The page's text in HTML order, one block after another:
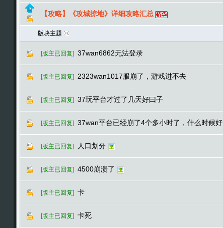
【攻略】《攻城掠地》详细攻略汇总
版块主题
[版主已回复] 37wan6862无法登录
[版主已回复] 2323wan1017服崩了，游戏进不去
[版主已回复] 37玩平台才过了几天好曰子
[版主已回复] 37wan平台已经崩了4个多小时了，什么时候好
[版主已回复] 人口划分
[版主已回复] 4500崩溃了
[版主已回复] 卡
[版主已回复] 卡死